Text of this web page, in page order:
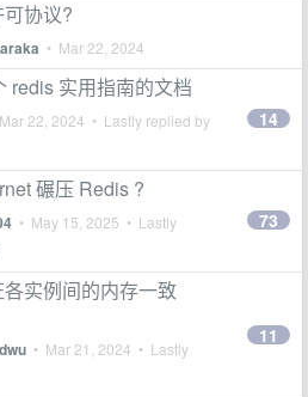
协议?
• Mar 22, 2024
redis 实用指南的文档
Mar 22, 2024 • Lastly replied by 14
碾压 Redis ?
• May 15, 2025 • Lastly
73
实例间的内存一致
• Mar 21, 2024 • Lastly
11